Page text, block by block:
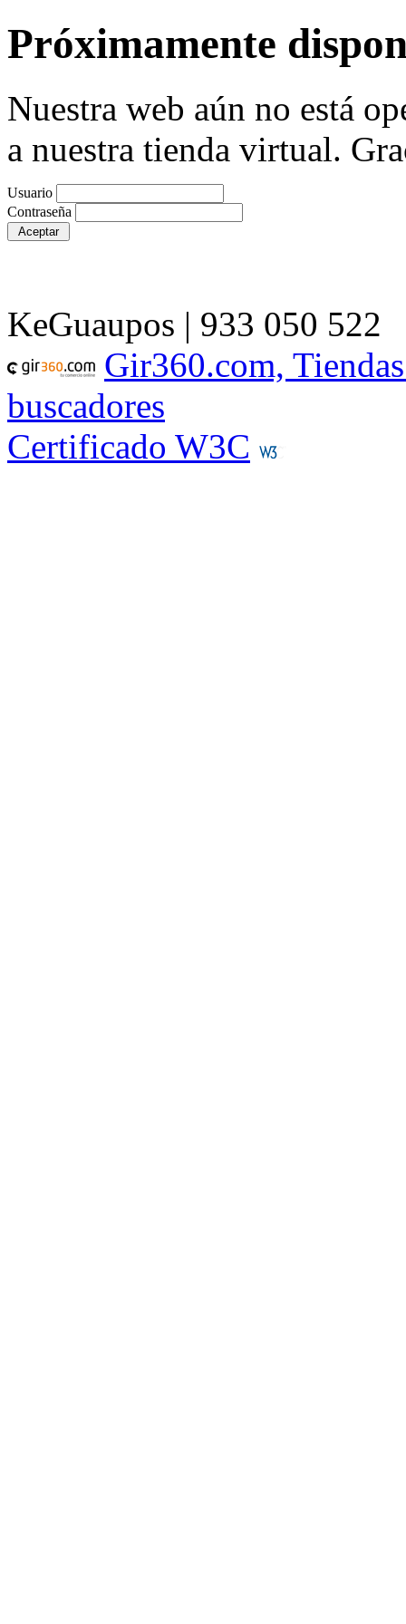
Próximamente
Nuestra web aún no está
a nuestra tienda virtual.
Usuario
Contraseña
KeGuaupos | 933 050 522
Gir360.com,
buscadores
Certificado W3C